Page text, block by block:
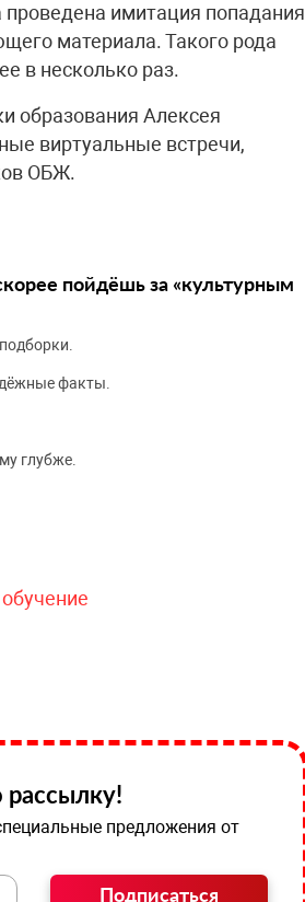
имитация попадания
материала. Такого рода
в несколько раз.
образования Алексея
виртуальные встречи,
ОБЖ.
пойдёшь за «культурным
факты.
глубже.
предложения от
Подписаться